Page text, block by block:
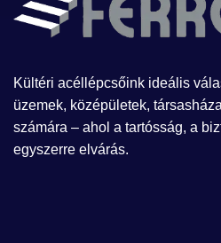
Kültéri acéllépcsőink ideális
üzemek, középületek,
számára – ahol a tartósság, a
egyszerre elvárás.